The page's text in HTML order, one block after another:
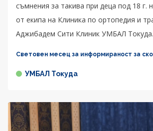
съмнения за такива при деца под 18 г.
от екипа на Клиника по ортопедия и
Аджибадем Сити Клиник УМБАЛ Токуда.
Световен месец за информираност за
УМБАЛ Токуда